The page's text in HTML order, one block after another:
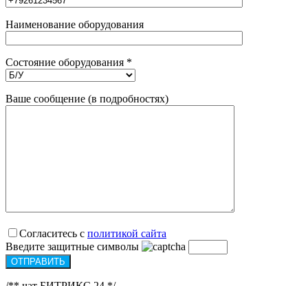
Наименование оборудования
Состояние оборудования *
Ваше сообщение (в подробностях)
Согласитесь с политикой сайта
Введите защитные символы